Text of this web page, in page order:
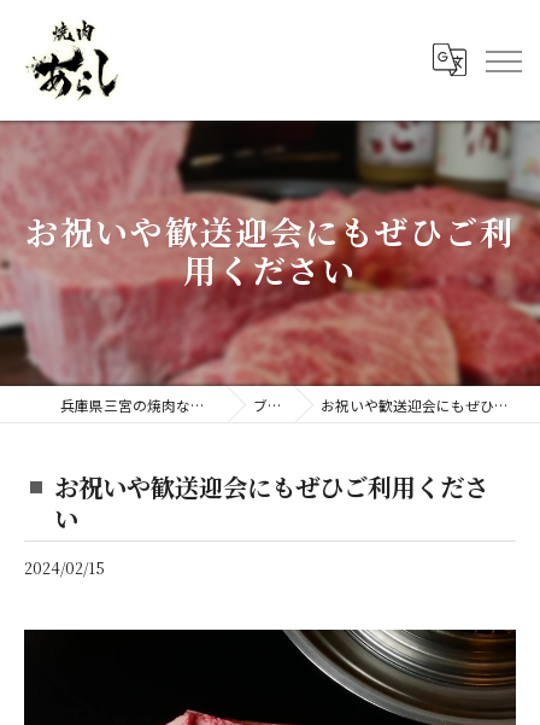
お祝いや歓送迎会にもぜひご利
用ください
兵庫県三宮の焼肉なら焼肉 あらし ブログ お祝いや歓送迎会にもぜひご利用ください
お祝いや歓送迎会にもぜひご利用くださ
い
2024/02/15